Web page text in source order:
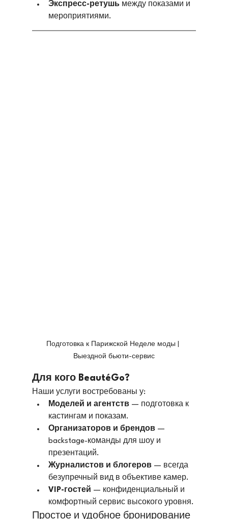
Экспресс-ретушь между показами и
мероприятиями.
Подготовка к Парижской Неделе моды |
Выездной бьюти-сервис
Для кого BeautéGo?
Наши услуги востребованы у:
Моделей и агентств — подготовка к
кастингам и показам.
Организаторов и брендов —
backstage-команды для шоу и
презентаций.
Журналистов и блогеров — всегда
безупречный вид в объективе камер.
VIP-гостей — конфиденциальный и
комфортный сервис высокого уровня.
Простое и удобное бронирование